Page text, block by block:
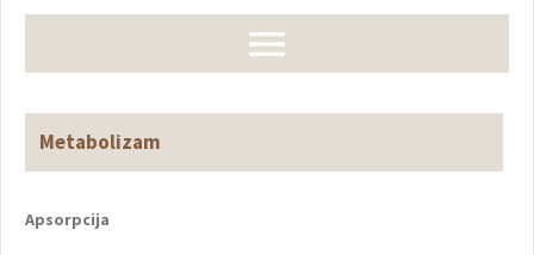
Metabolizam
Apsorpcija